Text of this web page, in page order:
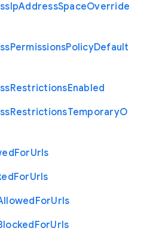
IpAddressSpaceOverride
PermissionsPolicyDefault
RestrictionsEnabled
RestrictionsTemporaryO
ForUrls
ForUrls
ForUrls
ForUrls